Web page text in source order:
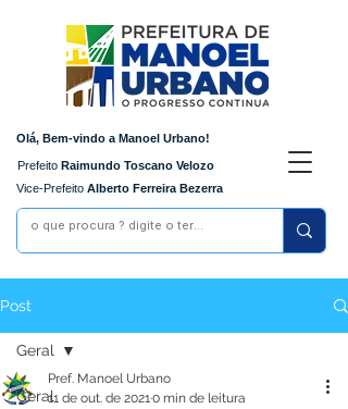
Olá, Bem-vindo a Manoel Urbano!
Prefeito Raimundo Toscano Velozo
Vice-Prefeito Alberto Ferreira Bezerra
Post
Geral
Geral
Pref. Manoel Urbano
11 de out. de 20210 min de leitura